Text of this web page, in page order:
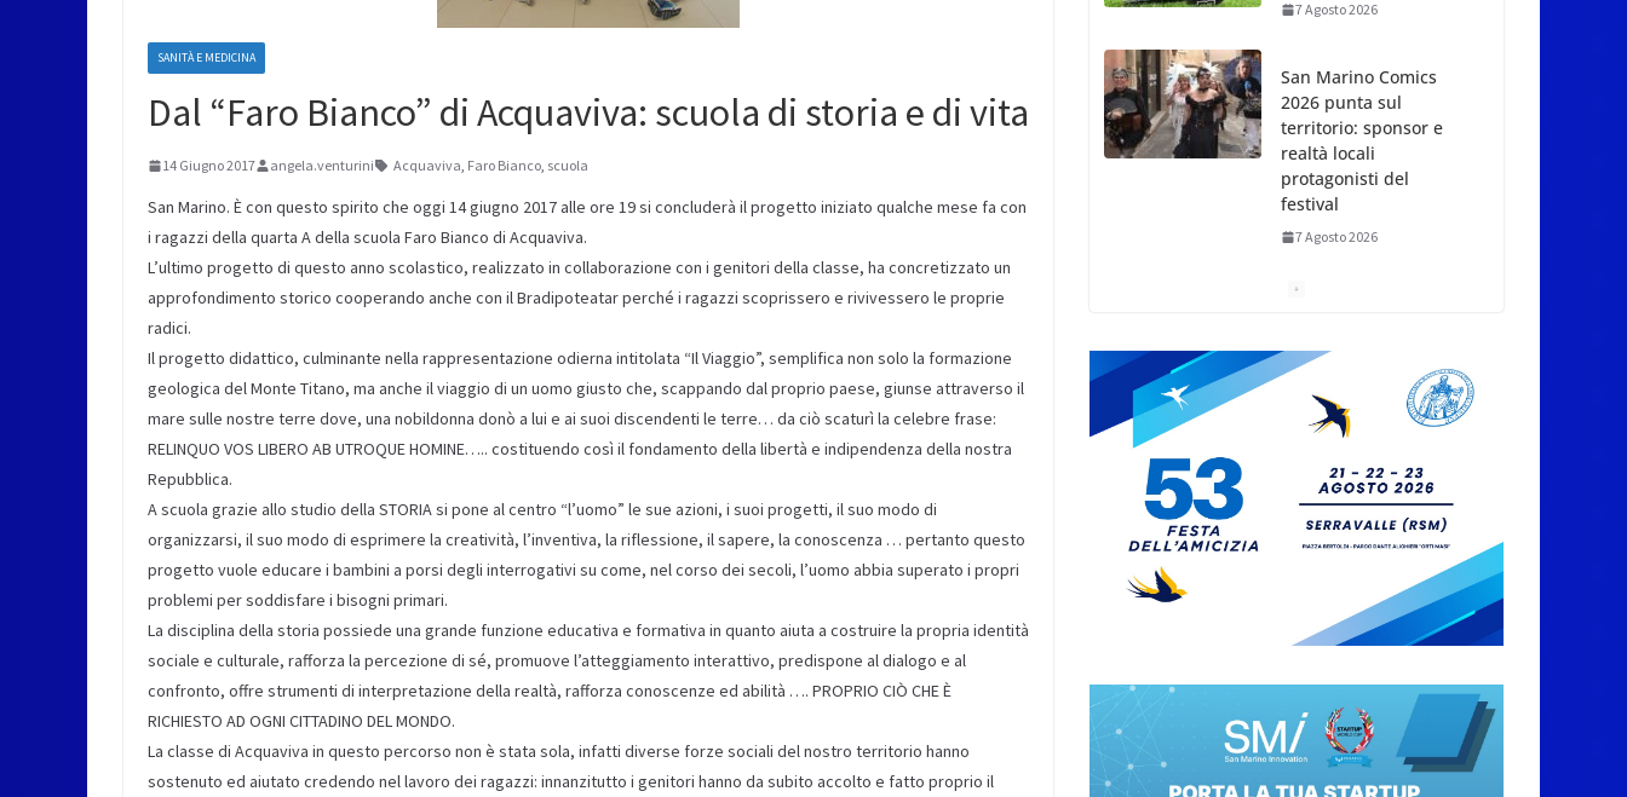
SANITÀ E MEDICINA
Dal “Faro Bianco” di Acquaviva: scuola di storia e di vita
14 Giugno 2017 angela.venturini Acquaviva, Faro Bianco, scuola
San Marino. È con questo spirito che oggi 14 giugno 2017 alle ore 19 si concluderà il progetto iniziato qualche mese fa con
i ragazzi della quarta A della scuola Faro Bianco di Acquaviva.
L’ultimo progetto di questo anno scolastico, realizzato in collaborazione con i genitori della classe, ha concretizzato un
approfondimento storico cooperando anche con il Bradipoteatar perché i ragazzi scoprissero e rivivessero le proprie
radici.
Il progetto didattico, culminante nella rappresentazione odierna intitolata “Il Viaggio”, semplifica non solo la formazione
geologica del Monte Titano, ma anche il viaggio di un uomo giusto che, scappando dal proprio paese, giunse attraverso il
mare sulle nostre terre dove, una nobildonna donò a lui e ai suoi discendenti le terre… da ciò scaturì la celebre frase:
RELINQUO VOS LIBERO AB UTROQUE HOMINE….. costituendo così il fondamento della libertà e indipendenza della nostra
Repubblica.
A scuola grazie allo studio della STORIA si pone al centro “l’uomo” le sue azioni, i suoi progetti, il suo modo di
organizzarsi, il suo modo di esprimere la creatività, l’inventiva, la riflessione, il sapere, la conoscenza … pertanto questo
progetto vuole educare i bambini a porsi degli interrogativi su come, nel corso dei secoli, l’uomo abbia superato i propri
problemi per soddisfare i bisogni primari.
La disciplina della storia possiede una grande funzione educativa e formativa in quanto aiuta a costruire la propria identità
sociale e culturale, rafforza la percezione di sé, promuove l’atteggiamento interattivo, predispone al dialogo e al
confronto, offre strumenti di interpretazione della realtà, rafforza conoscenze ed abilità …. PROPRIO CIÒ CHE È
RICHIESTO AD OGNI CITTADINO DEL MONDO.
La classe di Acquaviva in questo percorso non è stata sola, infatti diverse forze sociali del nostro territorio hanno
sostenuto ed aiutato credendo nel lavoro dei ragazzi: innanzitutto i genitori hanno da subito accolto e fatto proprio il
7 Agosto 2026
San Marino Comics
2026 punta sul
territorio: sponsor e
realtà locali
protagonisti del
festival
7 Agosto 2026
verso l’ora del
tramonto. I luoghi del
territorio dove si potrà
ammirare
7 Agosto 2026
San Marino, stop agli
abbruciamenti di
residui agricoli e
vegetali fino al 15
settembre. Previste
Caccuri celebra
Roberto Sergio: